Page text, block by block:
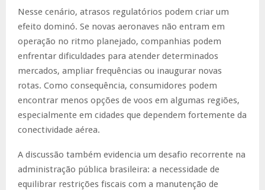
Nesse cenário, atrasos regulatórios podem criar um
efeito dominó. Se novas aeronaves não entram em
operação no ritmo planejado, companhias podem
enfrentar dificuldades para atender determinados
mercados, ampliar frequências ou inaugurar novas
rotas. Como consequência, consumidores podem
encontrar menos opções de voos em algumas regiões,
especialmente em cidades que dependem fortemente da
conectividade aérea.
A discussão também evidencia um desafio recorrente na
administração pública brasileira: a necessidade de
equilibrar restrições fiscais com a manutenção de